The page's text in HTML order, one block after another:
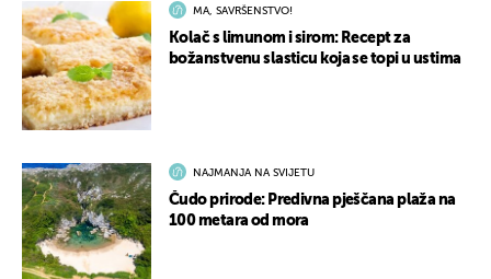
MA, SAVRŠENSTVO!
Kolač s limunom i sirom: Recept za
božanstvenu slasticu koja se topi u ustima
NAJMANJA NA SVIJETU
Čudo prirode: Predivna pješčana plaža na
100 metara od mora